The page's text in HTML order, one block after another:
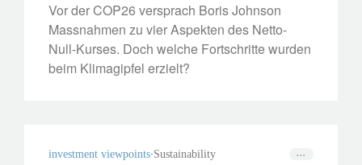
Vor der COP26 versprach Boris Johnson
Massnahmen zu vier Aspekten des Netto-
Null-Kurses. Doch welche Fortschritte wurden
beim Klimagipfel erzielt?
investment viewpoints Sustainability